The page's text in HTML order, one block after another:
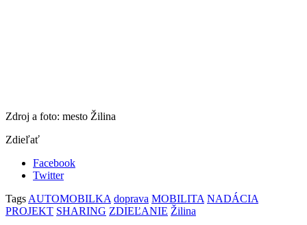
Zdroj a foto: mesto Žilina
Zdieľať
Facebook
Twitter
Tags AUTOMOBILKA doprava MOBILITA NADÁCIA
PROJEKT SHARING ZDIEĽANIE Žilina